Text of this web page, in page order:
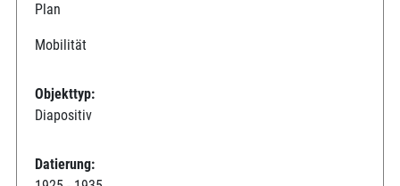
Plan
Mobilität
Objekttyp:
Diapositiv
Datierung: